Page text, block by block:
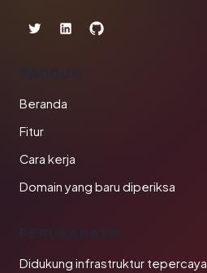
PRODUK
Beranda
Fitur
Cara kerja
Domain yang baru diperiksa
PERUSAHAAN
Didukung infrastruktur tepercaya